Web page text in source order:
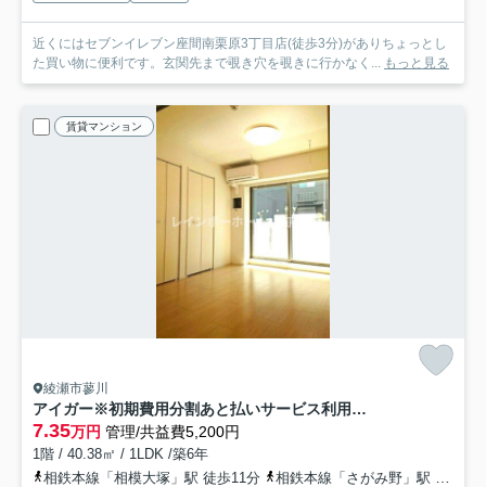
近くにはセブンイレブン座間南栗原3丁目店(徒歩3分)がありちょっとし
た買い物に便利です。玄関先まで覗き穴を覗きに行かなく...
もっと見る
賃貸マンション
綾瀬市蓼川
アイガー※初期費用分割あと払いサービス利用可能物件
7.35万円 管理/共益費5,200円
1階 / 40.38㎡ / 1LDK /築6年
相鉄本線「相模大塚」駅 徒歩11分
相鉄本線「さがみ野」駅 徒歩24分